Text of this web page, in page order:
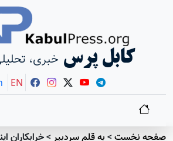
کابل پرس خبری،
EN
صفحه نخست> به قلم سردبير>خرابکاران